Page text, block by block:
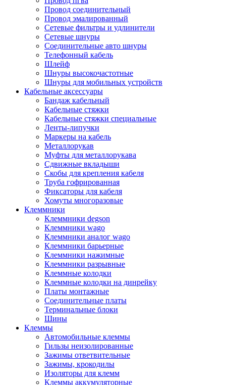
Провод соединительный
Провод эмалированный
Сетевые фильтры и удлинители
Сетевые шнуры
Соединительные авто шнуры
Телефонный кабель
Шлейф
Шнуры высокочастотные
Шнуры для мобильных устройств
Кабельные аксессуары
Бандаж кабельный
Кабельные стяжки
Кабельные стяжки специальные
Ленты-липучки
Маркеры на кабель
Металлорукав
Муфты для металлорукава
Сдвижные вкладыши
Скобы для крепления кабеля
Труба гофрированная
Фиксаторы для кабеля
Хомуты многоразовые
Клеммники
Клеммники degson
Клеммники wago
Клеммники аналог wago
Клеммники барьерные
Клеммники нажимные
Клеммники разрывные
Клеммные колодки
Клеммные колодки на динрейку
Платы монтажные
Соединительные платы
Терминальные блоки
Шины
Клеммы
Автомобильные клеммы
Гильзы неизолированные
Зажимы ответвительные
Зажимы, крокодилы
Изоляторы для клемм
Клеммы аккумуляторные